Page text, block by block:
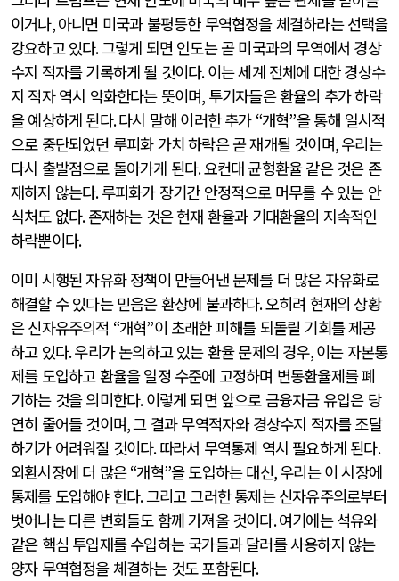
이거나,아니면 미국과 불평등한 무역협정을 체결하라는 선택을
강요하고 있다.그렇게 되면 인도는 곧 미국과의 무역에서 경상
수지 적자를 기록하게 될 것이다.이는 세계 전체에 대한 경상수
지 적자 역시 악화한다는 뜻이며, 투기자들은 환율의 추가 하락
을 예상하게 된다.다시 말해 이러한 추가 “개혁”을 통해 일시적
으로 중단되었던 루피화 가치 하락은 곧 재개될 것이며,우리는
다시 출발점으로 돌아가게 된다.요컨대 균형환율 같은 것은 존
재하지 않는다.루피화가 장기간 안정적으로 머무를 수 있는 안
식처도 없다.존재하는 것은 현재 환율과 기대환율의 지속적인
하락뿐이다.
이미 시행된 자유화 정책이 만들어낸 문제를 더 많은 자유화로
해결할 수 있다는 믿음은 환상에 불과하다.오히려 현재의 상황
은 신자유주의적 “개혁”이 초래한 피해를 되돌릴 기회를 제공
하고 있다.우리가 논의하고 있는 환율 문제의 경우,이는 자본통
제를 도입하고 환율을 일정 수준에 고정하며 변동환율제를 폐
기하는 것을 의미한다.이렇게 되면 앞으로 금융자금 유입은 당
연히 줄어들 것이며,그 결과 무역적자와 경상수지 적자를 조달
하기가 어려워질 것이다.따라서 무역통제 역시 필요하게 된다.
외환시장에 더 많은“개혁”을 도입하는 대신,우리는 이 시장에
통제를 도입해야 한다.그리고 그러한 통제는 신자유주의로부터
벗어나는 다른 변화들도 함께 가져올 것이다.여기에는 석유와
같은 핵심 투입재를 수입하는 국가들과 달러를 사용하지 않는
양자 무역협정을 체결하는 것도 포함된다.